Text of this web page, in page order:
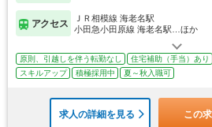
アクセス
ＪＲ相模線 海老名駅
小田急小田原線 海老名駅…ほか
原則、引越しを伴う転勤なし 住宅補助（手当）あり
スキルアップ
積極採用中 夏～秋入職可
求人の詳細を見る この